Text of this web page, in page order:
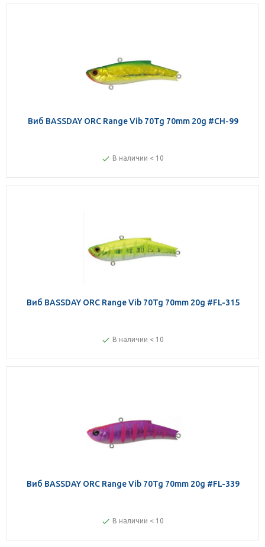
Виб BASSDAY ORC Range Vib 70Tg 70mm 20g #CH-99
В наличии < 10
Виб BASSDAY ORC Range Vib 70Tg 70mm 20g #FL-315
В наличии < 10
Виб BASSDAY ORC Range Vib 70Tg 70mm 20g #FL-339
В наличии < 10